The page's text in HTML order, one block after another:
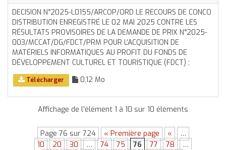
DECISION N°2025-L0155/ARCOP/ORD LE RECOURS DE CONCO
DISTRIBUTION ENREGISTRÉ LE 02 MAI 2025 CONTRE LES
RÉSULTATS PROVISOIRES DE LA DEMANDE DE PRIX N°2025-
003/MCCAT/DG/FDCT/PRM POUR L’ACQUISITION DE
MATÉRIELS INFORMATIQUES AU PROFIT DU FONDS DE
DÉVELOPPEMENT CULTUREL ET TOURISTIQUE (FDCT) ;
Télécharger 0,12 Mo
Affichage de l'élément 1 à 10 sur 10 éléments
Page 76 sur 724 « Première page «
…
10
20 30 … 74 75 76 77 78
…